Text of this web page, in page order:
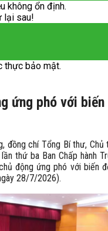
không ổn định.
lại sau!
thực bảo mật.
ứng phó với
đồng chí Tổng Bí thư,
thứ ba Ban Chấp hành
động ứng phó với biến
28/7/2026).